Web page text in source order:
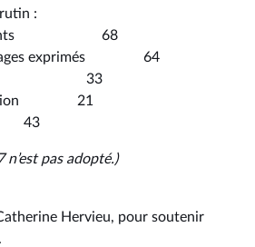
:
68
exprimés 64
33
21
n’est pas adopté.)
Hervieu, pour soutenir